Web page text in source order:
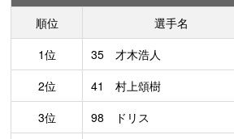
順位
選手名
1位
35 才木浩人
2位
41 村上頌樹
3位
98 ドリス